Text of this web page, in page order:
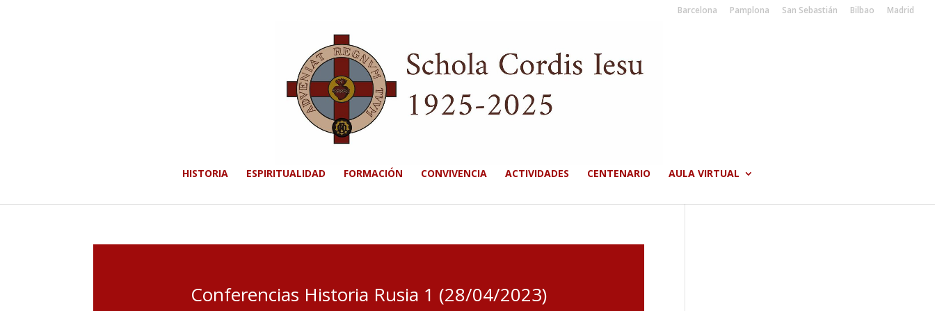
Barcelona Pamplona San Sebastián Bilbao Madrid
HISTORIA ESPIRITUALIDAD FORMACIÓN CONVIVENCIA ACTIVIDADES CENTENARIO AULA VIRTUAL
Conferencias Historia Rusia 1 (28/04/2023)